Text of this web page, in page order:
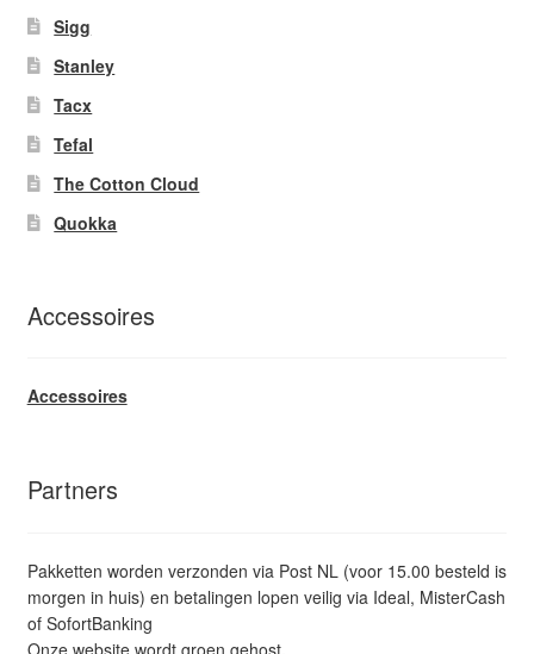
Sigg
Stanley
Tacx
Tefal
The Cotton Cloud
Quokka
Accessoires
Accessoires
Partners
Pakketten worden verzonden via Post NL (voor 15.00 besteld is
morgen in huis) en betalingen lopen veilig via Ideal, MisterCash
of SofortBanking
Onze website wordt groen gehost.